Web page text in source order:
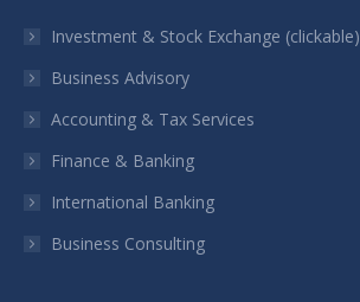
new
window
new
window
new
window
new
window
Investment & Stock Exchange (clickable)
Business Advisory
Accounting & Tax Services
Finance & Banking
International Banking
Business Consulting